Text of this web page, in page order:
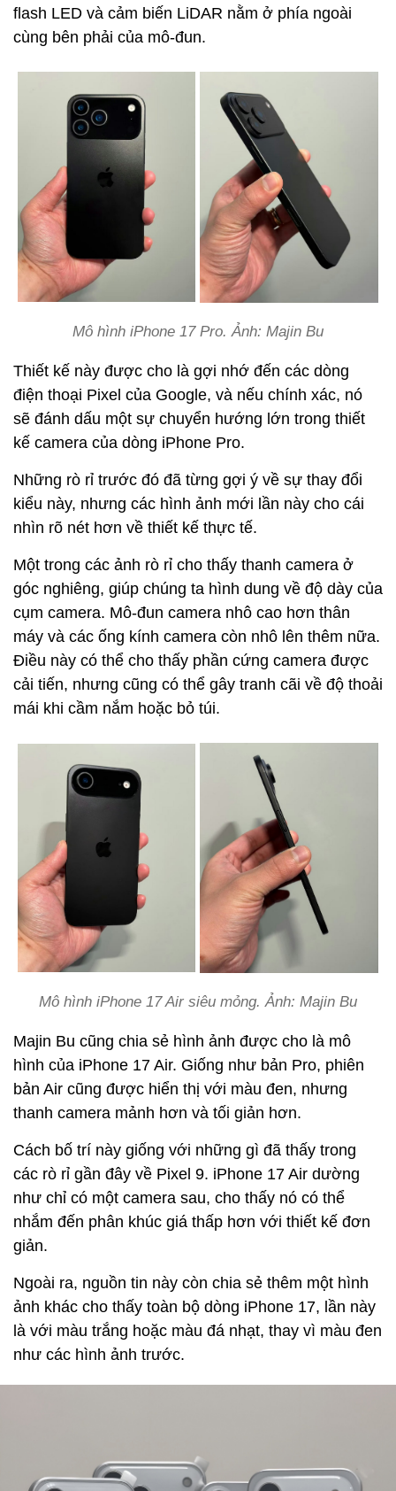
flash LED và cảm biến LiDAR nằm ở phía ngoài
cùng bên phải của mô-đun.
Mô hình iPhone 17 Pro. Ảnh: Majin Bu
Thiết kế này được cho là gợi nhớ đến các dòng
điện thoại Pixel của Google, và nếu chính xác, nó
sẽ đánh dấu một sự chuyển hướng lớn trong thiết
kế camera của dòng iPhone Pro.
Những rò rỉ trước đó đã từng gợi ý về sự thay đổi
kiểu này, nhưng các hình ảnh mới lần này cho cái
nhìn rõ nét hơn về thiết kế thực tế.
Một trong các ảnh rò rỉ cho thấy thanh camera ở
góc nghiêng, giúp chúng ta hình dung về độ dày của
cụm camera. Mô-đun camera nhô cao hơn thân
máy và các ống kính camera còn nhô lên thêm nữa.
Điều này có thể cho thấy phần cứng camera được
cải tiến, nhưng cũng có thể gây tranh cãi về độ thoải
mái khi cầm nắm hoặc bỏ túi.
Mô hình iPhone 17 Air siêu mỏng. Ảnh: Majin Bu
Majin Bu cũng chia sẻ hình ảnh được cho là mô
hình của iPhone 17 Air. Giống như bản Pro, phiên
bản Air cũng được hiển thị với màu đen, nhưng
thanh camera mảnh hơn và tối giản hơn.
Cách bố trí này giống với những gì đã thấy trong
các rò rỉ gần đây về Pixel 9. iPhone 17 Air dường
như chỉ có một camera sau, cho thấy nó có thể
nhắm đến phân khúc giá thấp hơn với thiết kế đơn
giản.
Ngoài ra, nguồn tin này còn chia sẻ thêm một hình
ảnh khác cho thấy toàn bộ dòng iPhone 17, lần này
là với màu trắng hoặc màu đá nhạt, thay vì màu đen
như các hình ảnh trước.